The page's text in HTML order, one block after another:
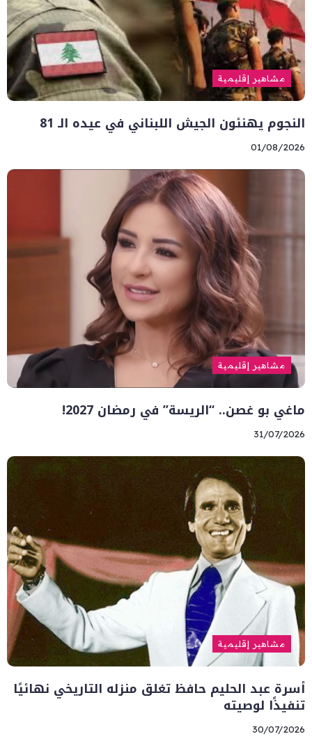
مشاهير إقليمية
النجوم يهنئون الجيش اللبناني في عيده الـ 81
01/08/2026
مشاهير إقليمية
ماغي بو غصن.. “الريسة” في رمضان 2027!
31/07/2026
مشاهير إقليمية
أسرة عبد الحليم حافظ تغلق منزله التاريخي نهائيًا
تنفيذًا لوصيته
30/07/2026